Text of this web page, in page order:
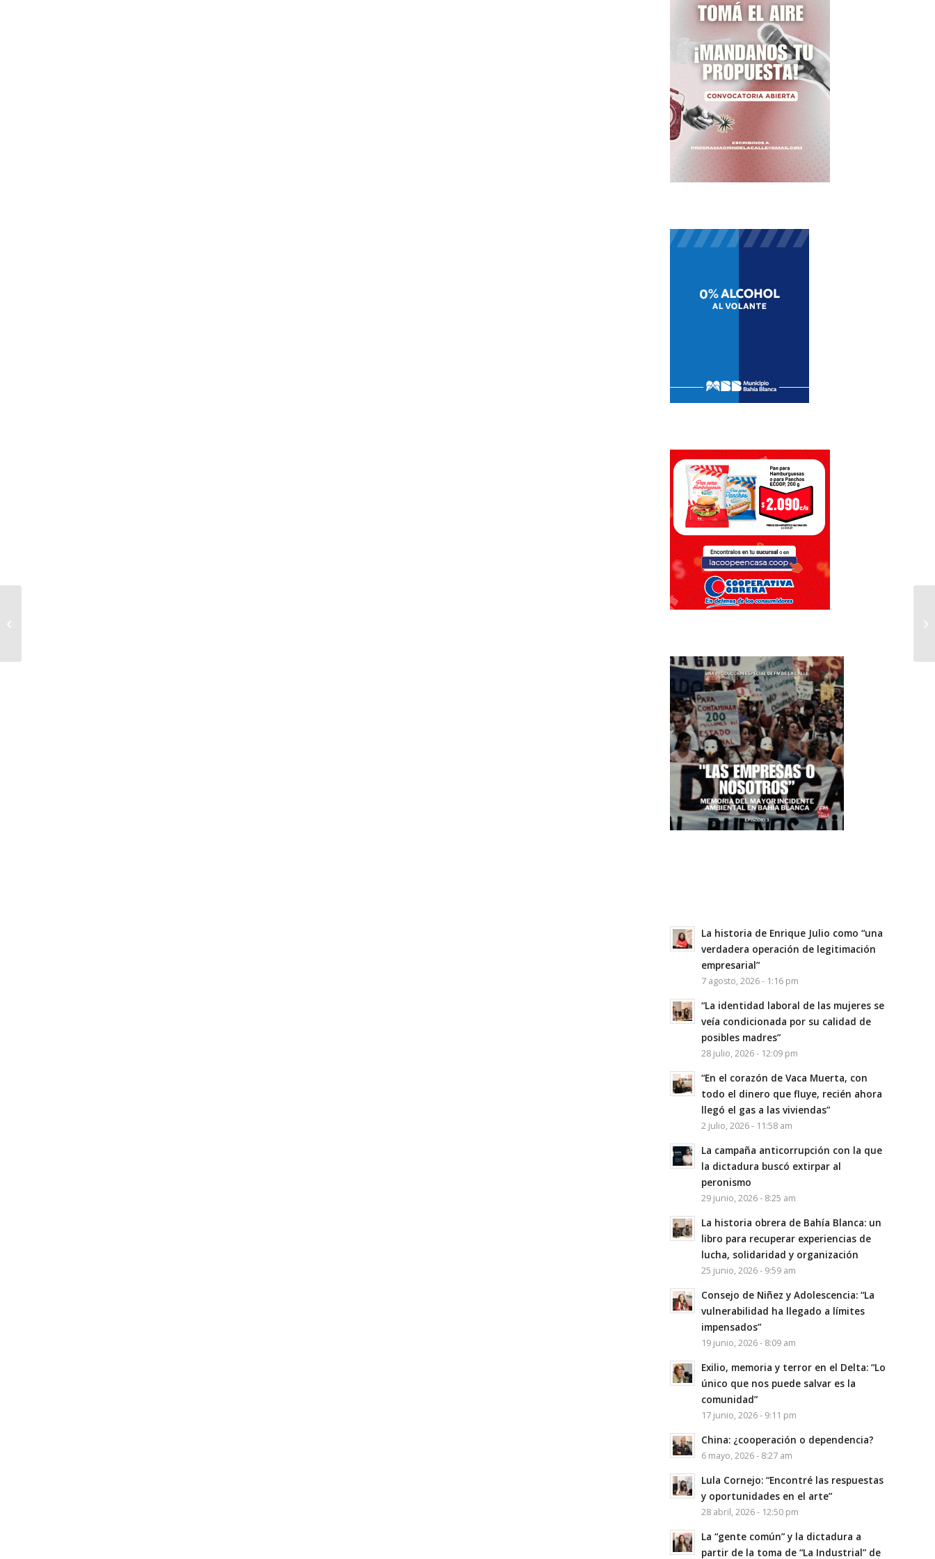
La historia de Enrique Julio como “una
verdadera operación de legitimación
empresarial”
7 agosto, 2026 - 1:16 pm
“La identidad laboral de las mujeres se
veía condicionada por su calidad de
posibles madres”
28 julio, 2026 - 12:09 pm
“En el corazón de Vaca Muerta, con
todo el dinero que fluye, recién ahora
llegó el gas a las viviendas”
2 julio, 2026 - 11:58 am
La campaña anticorrupción con la que
la dictadura buscó extirpar al
peronismo
29 junio, 2026 - 8:25 am
La historia obrera de Bahía Blanca: un
libro para recuperar experiencias de
lucha, solidaridad y organización
25 junio, 2026 - 9:59 am
Consejo de Niñez y Adolescencia: “La
vulnerabilidad ha llegado a límites
impensados”
19 junio, 2026 - 8:09 am
Exilio, memoria y terror en el Delta: “Lo
único que nos puede salvar es la
comunidad”
17 junio, 2026 - 9:11 pm
China: ¿cooperación o dependencia?
6 mayo, 2026 - 8:27 am
Lula Cornejo: “Encontré las respuestas
y oportunidades en el arte”
28 abril, 2026 - 12:50 pm
La “gente común” y la dictadura a
partir de la toma de “La Industrial” de